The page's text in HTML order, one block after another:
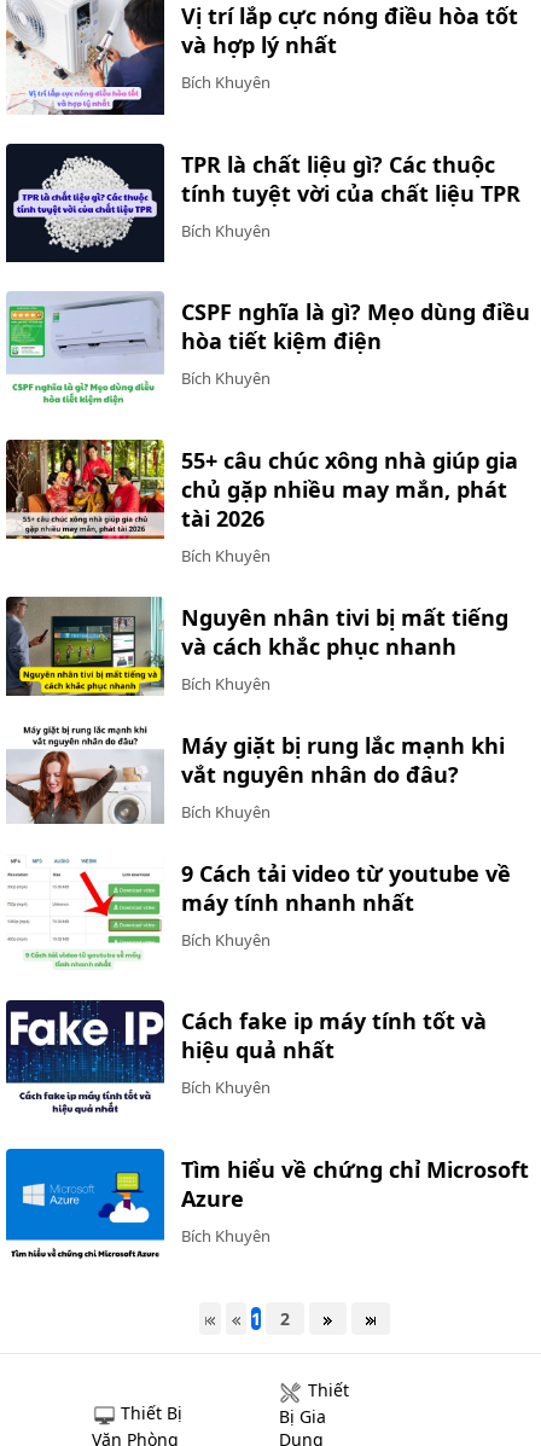
Vị trí lắp cực nóng điều hòa tốt
và hợp lý nhất
Bích Khuyên
TPR là chất liệu gì? Các thuộc
tính tuyệt vời của chất liệu TPR
Bích Khuyên
CSPF nghĩa là gì? Mẹo dùng điều
hòa tiết kiệm điện
Bích Khuyên
55+ câu chúc xông nhà giúp gia
chủ gặp nhiều may mắn, phát
tài 2026
Bích Khuyên
Nguyên nhân tivi bị mất tiếng
và cách khắc phục nhanh
Bích Khuyên
Máy giặt bị rung lắc mạnh khi
vắt nguyên nhân do đâu?
Bích Khuyên
9 Cách tải video từ youtube về
máy tính nhanh nhất
Bích Khuyên
Cách fake ip máy tính tốt và
hiệu quả nhất
Bích Khuyên
Tìm hiểu về chứng chỉ Microsoft
Azure
Bích Khuyên
1 2
Thiết Bị
Văn Phòng
Thiết
Bị Gia
Dụng